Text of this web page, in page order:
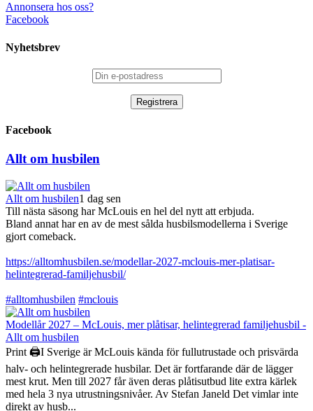
Annonsera hos oss?
Facebook
Nyhetsbrev
Facebook
Allt om husbilen
Allt om husbilen1 dag sen
Till nästa säsong har McLouis en hel del nytt att erbjuda.
Bland annat har en av de mest sålda husbilsmodellerna i Sverige
gjort comeback.
https://alltomhusbilen.se/modellar-2027-mclouis-mer-platisar-
helintegrerad-familjehusbil/
#alltomhusbilen #mclouis
Modellår 2027 – McLouis, mer plåtisar, helintegrerad familjehusbil -
Allt om husbilen
Print 🖨I Sverige är McLouis kända för fullutrustade och prisvärda
halv- och helintegrerade husbilar. Det är fortfarande där de lägger
mest krut. Men till 2027 får även deras plåtisutbud lite extra kärlek
med hela 3 nya utrustningsnivåer. Av Stefan Janeld Det vimlar inte
direkt av husb...